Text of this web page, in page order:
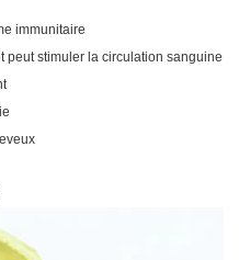
immunitaire
peut stimuler la circulation sanguine